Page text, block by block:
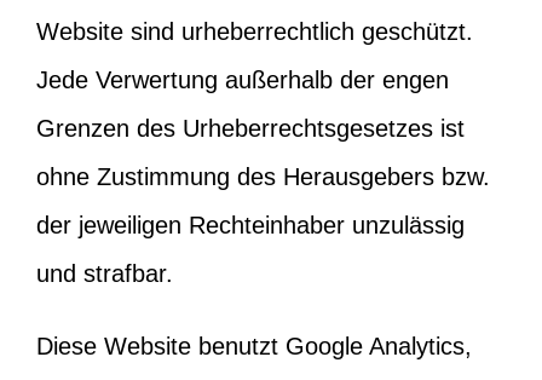
Website sind urheberrechtlich geschützt.
Jede Verwertung außerhalb der engen
Grenzen des Urheberrechtsgesetzes ist
ohne Zustimmung des Herausgebers bzw.
der jeweiligen Rechteinhaber unzulässig
und strafbar.
Diese Website benutzt Google Analytics,